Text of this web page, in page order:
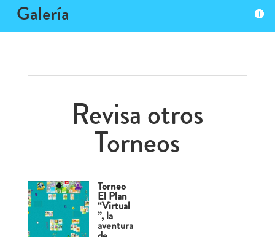
Galería
Revisa otros
Torneos
Torneo
El Plan
“Virtual
”, la
aventura